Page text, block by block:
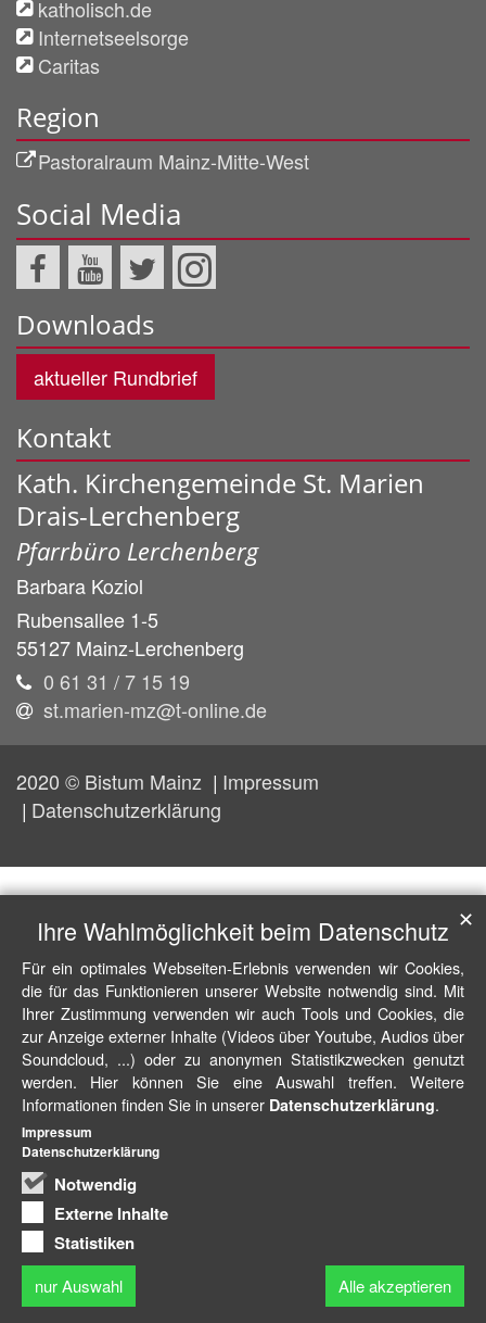
katholisch.de
Internetseelsorge
Caritas
Region
Pastoralraum Mainz-Mitte-West
Social Media
Downloads
aktueller Rundbrief
Kontakt
Kath. Kirchengemeinde St. Marien
Drais-Lerchenberg
Pfarrbüro Lerchenberg
Barbara Koziol
Rubensallee 1-5
55127 Mainz-Lerchenberg
0 61 31 / 7 15 19
st.marien-mz@t-online.de
2020 © Bistum Mainz
Impressum
Datenschutzerklärung
Ihre Wahlmöglichkeit beim Datenschutz
Für ein optimales Webseiten-Erlebnis verwenden wir Cookies,
die für das Funktionieren unserer Website notwendig sind. Mit
Ihrer Zustimmung verwenden wir auch Tools und Cookies, die
zur Anzeige externer Inhalte (Videos über Youtube, Audios über
Soundcloud, ...) oder zu anonymen Statistikzwecken genutzt
werden. Hier können Sie eine Auswahl treffen. Weitere
Informationen finden Sie in unserer Datenschutzerklärung.
Notwendig
Externe Inhalte
Statistiken
nur Auswahl Alle akzeptieren
✕
Impressum
Datenschutzerklärung